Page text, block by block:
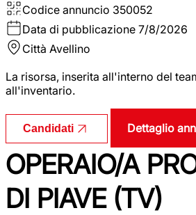
Codice annuncio 350052
Data di pubblicazione 7/8/2026
Città Avellino
La risorsa, inserita all'interno del
all'inventario.
Candidati Dettaglio
OPERAIO/A
DI PIAVE (TV)